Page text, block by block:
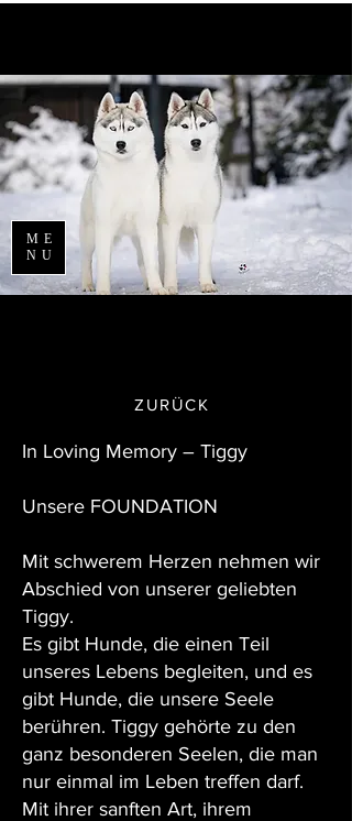
ME
NU
ZURÜCK
In Loving Memory – Tiggy
Unsere FOUNDATION
Mit schwerem Herzen nehmen wir
Abschied von unserer geliebten
Tiggy.
Es gibt Hunde, die einen Teil
unseres Lebens begleiten, und es
gibt Hunde, die unsere Seele
berühren. Tiggy gehörte zu den
ganz besonderen Seelen, die man
nur einmal im Leben treffen darf.
Mit ihrer sanften Art, ihrem